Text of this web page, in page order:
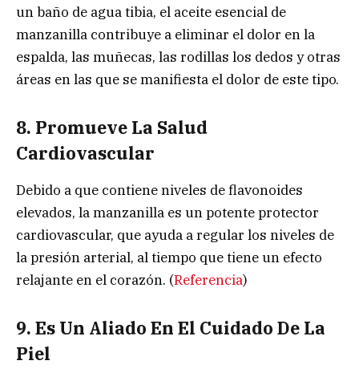
un baño de agua tibia, el aceite esencial de
manzanilla contribuye a eliminar el dolor en la
espalda, las muñecas, las rodillas los dedos y otras
áreas en las que se manifiesta el dolor de este tipo.
8. Promueve La Salud
Cardiovascular
Debido a que contiene niveles de flavonoides
elevados, la manzanilla es un potente protector
cardiovascular, que ayuda a regular los niveles de
la presión arterial, al tiempo que tiene un efecto
relajante en el corazón. (Referencia)
9. Es Un Aliado En El Cuidado De La
Piel